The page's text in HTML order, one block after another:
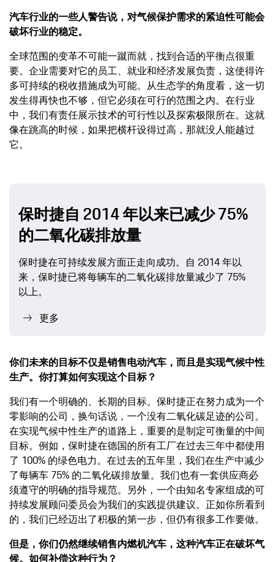
汽车行业的一些人警告说，对气候保护需求的紧迫性可能会
破坏行业的稳定。
全球范围的变革不可能一蹴而就，找到合适的平衡点很重
要。企业需要对它的员工、就业和经济发展负责，这使得许
多可持续的税收措施成为可能。从生态学的角度看，这一切
发生得再快也不够，但它必须在可行的范围之内。在行业
中，我们有责任展示技术的可行性以及探索极限所在。这就
像在跳高的时候，如果把横杆设得过高，那就没人能越过
它。
保时捷自 2014 年以来已减少 75%
的二氧化碳排放量
保时捷在可持续发展方面正走向成功。自 2014 年以
来，保时捷已将每辆车的二氧化碳排放量减少了 75%
以上。
更多
你们未来的目标不仅是销售电动汽车，而且是实现气候中性
生产。你打算如何实现这个目标？
我们有一个明确的、长期的目标。保时捷正在努力成为一个
零影响的公司，换句话说，一个没有二氧化碳足迹的公司。
在实现气候中性生产的道路上，重要的是制定可衡量的中间
目标。例如，保时捷在德国的所有工厂在过去三年中都使用
了 100% 的绿色电力。在过去的五年里，我们在生产中减少
了每辆车 75% 的二氧化碳排放量。我们也有一套供应商必
须遵守的明确的指导规范。另外，一个由知名专家组成的可
持续发展顾问委员会为我们的实践提供建议。正如你所看到
的，我们已经迈出了积极的第一步，但仍有很多工作要做。
但是，你们仍然继续销售内燃机汽车，这种汽车正在破坏气
候。如何补偿这种行为？